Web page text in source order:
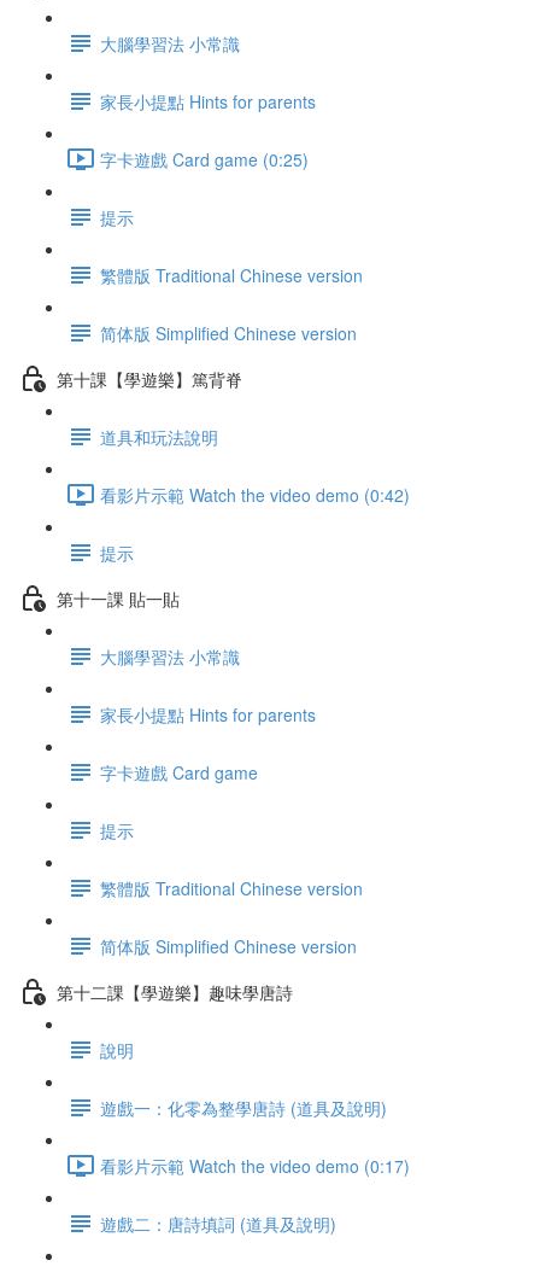
大腦學習法 小常識
家長小提點 Hints for parents
字卡遊戲 Card game (0:25)
提示
繁體版 Traditional Chinese version
简体版 Simplified Chinese version
第十課【學遊樂】篤背脊
道具和玩法說明
看影片示範 Watch the video demo (0:42)
提示
第十一課 貼一貼
大腦學習法 小常識
家長小提點 Hints for parents
字卡遊戲 Card game
提示
繁體版 Traditional Chinese version
简体版 Simplified Chinese version
第十二課【學遊樂】趣味學唐詩
說明
遊戲一：化零為整學唐詩 (道具及說明)
看影片示範 Watch the video demo (0:17)
遊戲二：唐詩填詞 (道具及說明)